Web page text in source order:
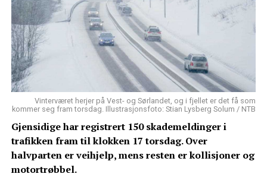
Vinterværet herjer på Vest- og Sørlandet, og i fjellet er det få som
kommer seg fram torsdag. Illustrasjonsfoto: Stian Lysberg Solum / NTB
Gjensidige har registrert 150 skademeldinger i
trafikken fram til klokken 17 torsdag. Over
halvparten er veihjelp, mens resten er kollisjoner og
motortrøbbel.